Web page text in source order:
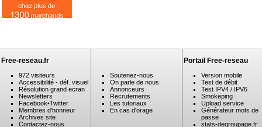
Free-reseau.fr
972 visiteurs
Accessibilité - déf. visuel
Résolution grand ecran
Newsletters
Facebook•Twitter
Membres d'honneur
Archives site
Contactez-nous
Soutenez-nous
On parle de nous
Annonceurs
Recrutements
Les tutoriaux
En cas d'orage
Portail Free-reseau
Version mobile
Test de débit
Test IPV4 / IPV6
Smokeping
Upload service
Générateur mots de
passe
stats-degroupage.fr